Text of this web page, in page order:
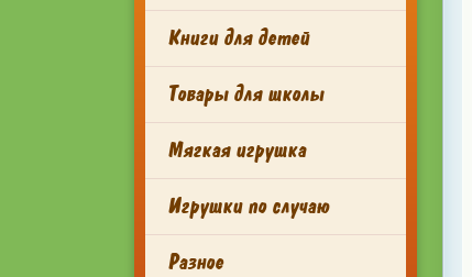
Книги для детей
Товары для школы
Мягкая игрушка
Игрушки по случаю
Разное